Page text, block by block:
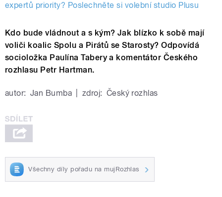
expertů priority? Poslechněte si volební studio Plusu
Kdo bude vládnout a s kým? Jak blízko k sobě mají
voliči koalic Spolu a Pirátů se Starosty? Odpovídá
socioložka Paulína Tabery a komentátor Českého
rozhlasu Petr Hartman.
autor: Jan Bumba zdroj: Český rozhlas
Všechny díly pořadu na mujRozhlas